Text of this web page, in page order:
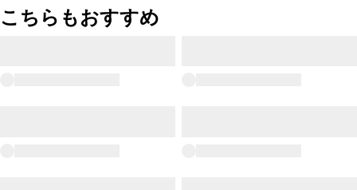
こちらもおすすめ